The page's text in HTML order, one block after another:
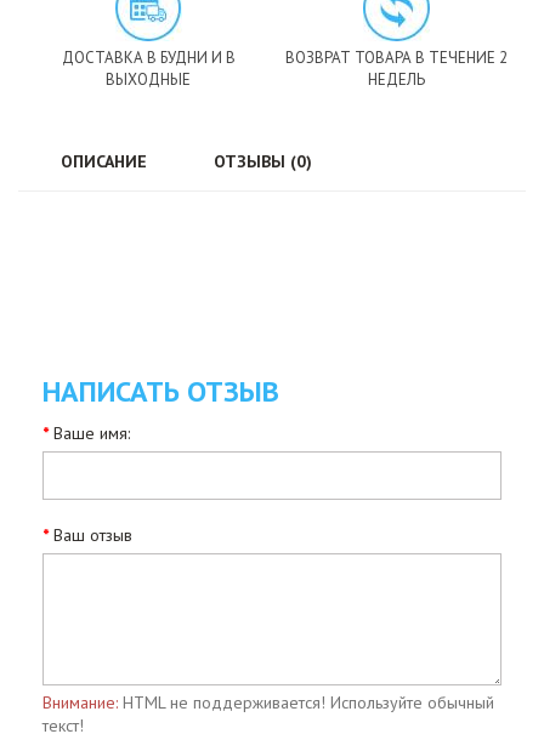
ДОСТАВКА В БУДНИ И В
ВЫХОДНЫЕ
ВОЗВРАТ ТОВАРА В ТЕЧЕНИЕ 2
НЕДЕЛЬ
ОПИСАНИЕ ОТЗЫВЫ (0)
НАПИСАТЬ ОТЗЫВ
Ваше имя:
Ваш отзыв
Внимание: HTML не поддерживается! Используйте обычный
текст!